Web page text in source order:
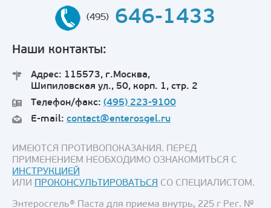
(495) 646-1433
Наши контакты:
Адрес: 115573, г.Москва,
Шипиловская ул., 50, корп. 1, стр. 2
Телефон/факс: (495) 223-9100
E-mail: contact@enterosgel.ru
ИМЕЮТСЯ ПРОТИВОПОКАЗАНИЯ. ПЕРЕД
ПРИМЕНЕНИЕМ НЕОБХОДИМО ОЗНАКОМИТЬСЯ С
ИНСТРУКЦИЕЙ
ИЛИ ПРОКОНСУЛЬТИРОВАТЬСЯ СО СПЕЦИАЛИСТОМ.
Энтеросгель® Паста для приема внутрь, 225 г Рег. №